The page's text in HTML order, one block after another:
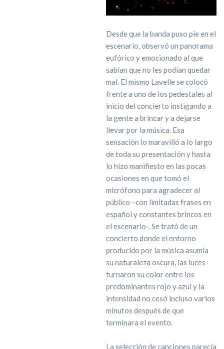
Desde que la banda puso pie en el
escenario, observó un panorama
eufórico y emocionado al que
sabían que no les podían quedar
mal. El mismo Lavelle se colocó
frente a uno de los pedestales al
inicio del concierto instigando a
la gente a brincar y a dejarse
llevar por la música. Esa
sensación lo maravilló a lo largo
de toda su presentación y hasta
lo hizo manifiesto en las pocas
ocasiones en que tomó el
micrófono para agradecer al
público –con limitadas frases en
español y constantes brincos en
el escenario-. Se trató de un
concierto donde el entorno
producido por la música asumía
su naturaleza oscura, las luces
turnaron su color entre los
predominantes rojo y azul y la
intensidad no cesó incluso varios
minutos después de que
terminara el evento.
La selección de canciones parecía